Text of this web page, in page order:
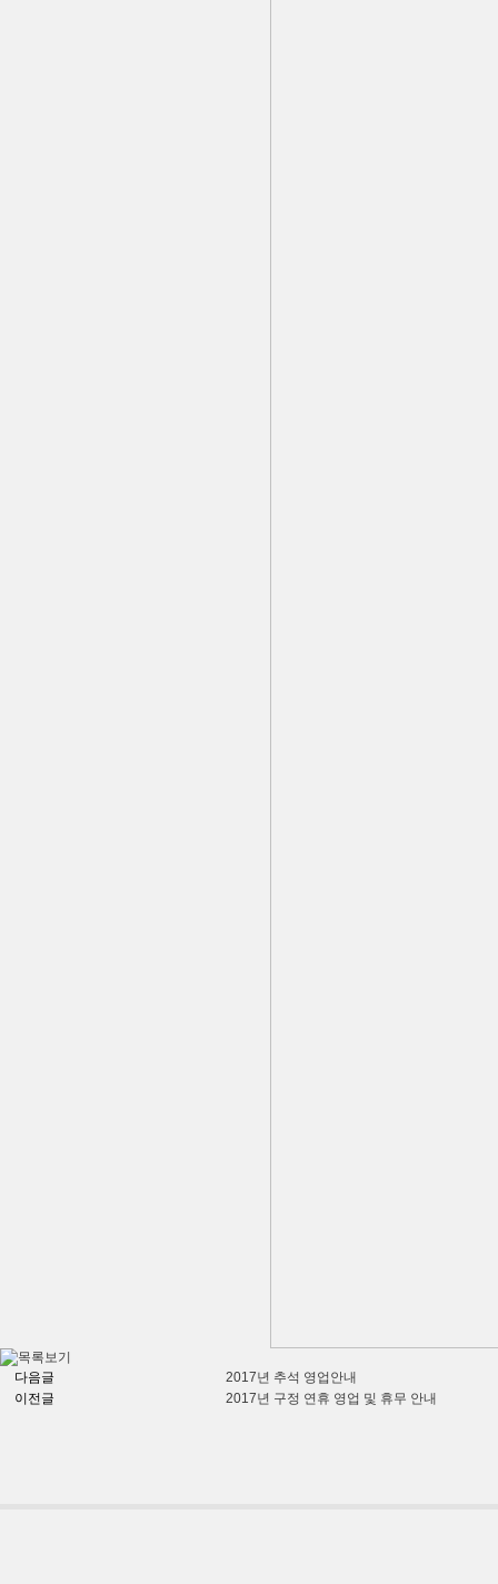
다음글
2017년 추석 영업안내
이전글
2017년 구정 연휴 영업 및 휴무 안내